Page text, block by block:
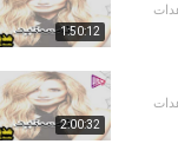
1:50:12
2:00:32